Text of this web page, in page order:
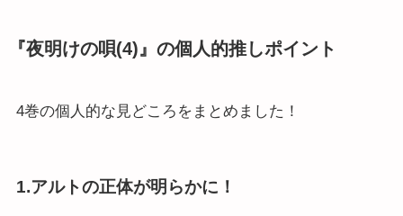
『夜明けの唄(4)』の個人的推しポイント
4巻の個人的な見どころをまとめました！
1.アルトの正体が明らかに！